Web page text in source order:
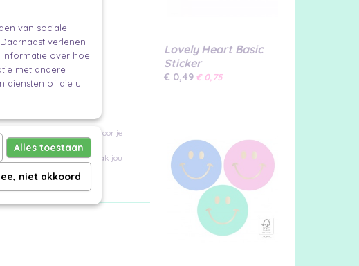
plakken
voor je
anderestickersen maak jou
Lovely Heart Basic
Sticker
€ 0,49€ 0,75
van sociale
verlenen
over hoe
met andere
diensten of die u
Alles toestaan
niet akkoord